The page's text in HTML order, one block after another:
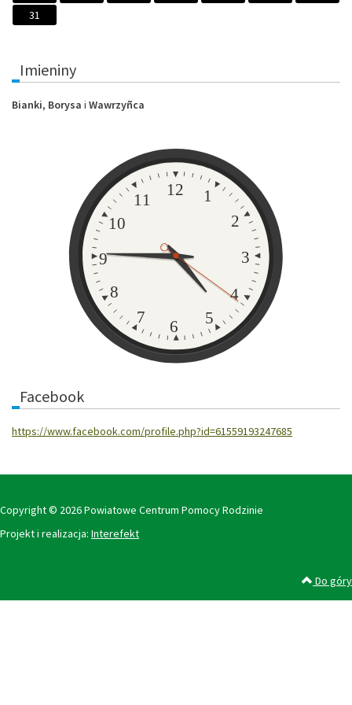
31
Imieniny
Bianki, Borysa i Wawrzyñca
1
2
3
4
5
6
7
8
9
10
11
12
Facebook
https://www.facebook.com/profile.php?id=61559193247685
Copyright © 2026 Powiatowe Centrum Pomocy Rodzinie
Projekt i realizacja: Interefekt
Do góry